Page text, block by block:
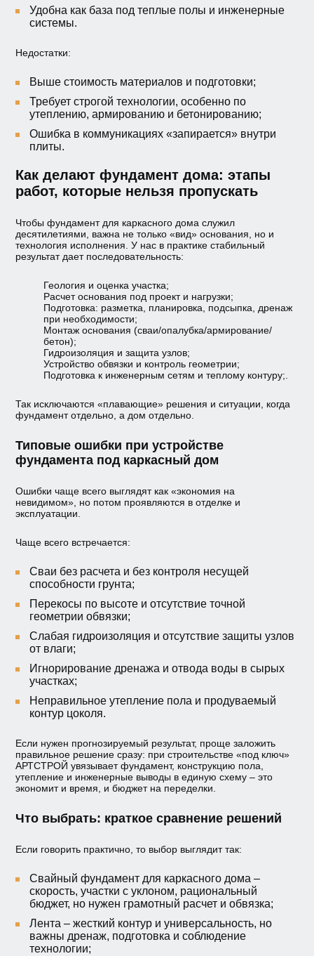
Удобна как база под теплые полы и инженерные
системы.
Недостатки:
Выше стоимость материалов и подготовки;
Требует строгой технологии, особенно по
утеплению, армированию и бетонированию;
Ошибка в коммуникациях «запирается» внутри
плиты.
Как делают фундамент дома: этапы
работ, которые нельзя пропускать
Чтобы фундамент для каркасного дома служил
десятилетиями, важна не только «вид» основания, но и
технология исполнения. У нас в практике стабильный
результат дает последовательность:
Геология и оценка участка;
Расчет основания под проект и нагрузки;
Подготовка: разметка, планировка, подсыпка, дренаж
при необходимости;
Монтаж основания (сваи/опалубка/армирование/
бетон);
Гидроизоляция и защита узлов;
Устройство обвязки и контроль геометрии;
Подготовка к инженерным сетям и теплому контуру;.
Так исключаются «плавающие» решения и ситуации, когда
фундамент отдельно, а дом отдельно.
Типовые ошибки при устройстве
фундамента под каркасный дом
Ошибки чаще всего выглядят как «экономия на
невидимом», но потом проявляются в отделке и
эксплуатации.
Чаще всего встречается:
Сваи без расчета и без контроля несущей
способности грунта;
Перекосы по высоте и отсутствие точной
геометрии обвязки;
Слабая гидроизоляция и отсутствие защиты узлов
от влаги;
Игнорирование дренажа и отвода воды в сырых
участках;
Неправильное утепление пола и продуваемый
контур цоколя.
Если нужен прогнозируемый результат, проще заложить
правильное решение сразу: при строительстве «под ключ»
АРТСТРОЙ увязывает фундамент, конструкцию пола,
утепление и инженерные выводы в единую схему – это
экономит и время, и бюджет на переделки.
Что выбрать: краткое сравнение решений
Если говорить практично, то выбор выглядит так:
Свайный фундамент для каркасного дома –
скорость, участки с уклоном, рациональный
бюджет, но нужен грамотный расчет и обвязка;
Лента – жесткий контур и универсальность, но
важны дренаж, подготовка и соблюдение
технологии;